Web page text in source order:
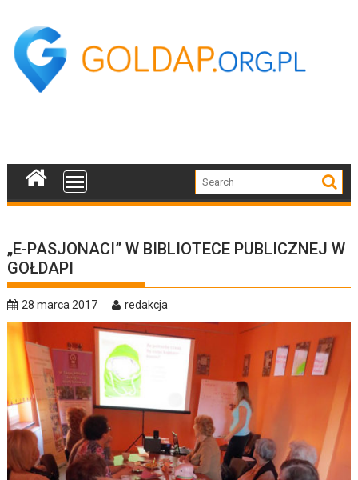
content
„E-PASJONACI” W BIBLIOTECE PUBLICZNEJ W
GOŁDAPI
28 marca 2017 redakcja